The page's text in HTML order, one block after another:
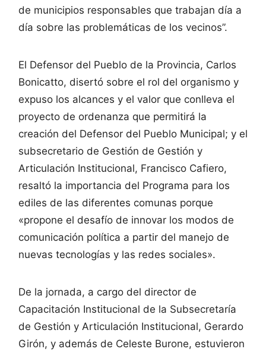
de municipios responsables que trabajan día a
día sobre las problemáticas de los vecinos”.
El Defensor del Pueblo de la Provincia, Carlos
Bonicatto, disertó sobre el rol del organismo y
expuso los alcances y el valor que conlleva el
proyecto de ordenanza que permitirá la
creación del Defensor del Pueblo Municipal; y el
subsecretario de Gestión de Gestión y
Articulación Institucional, Francisco Cafiero,
resaltó la importancia del Programa para los
ediles de las diferentes comunas porque
«propone el desafío de innovar los modos de
comunicación política a partir del manejo de
nuevas tecnologías y las redes sociales».
De la jornada, a cargo del director de
Capacitación Institucional de la Subsecretaría
de Gestión y Articulación Institucional, Gerardo
Girón, y además de Celeste Burone, estuvieron